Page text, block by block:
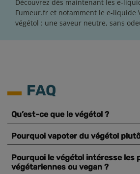
Découvrez dès maintenant les e-
Fumeur.fr et notamment le e-liquide
végétol : une saveur neutre, sans
FAQ
Qu’est-ce que le végétol ?
Pourquoi vapoter du végétol
Pourquoi le végétol intéresse les
végétariennes ou vegan ?